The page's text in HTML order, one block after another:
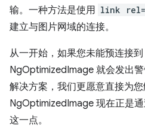
输。一种方法是使用 link
建立与图片网域的连接。
从一开始，如果您未能预连接到
NgOptimizedImage 就会发出
解决方案，我们更愿意直接为
NgOptimizedImage 现在正是
这一点。